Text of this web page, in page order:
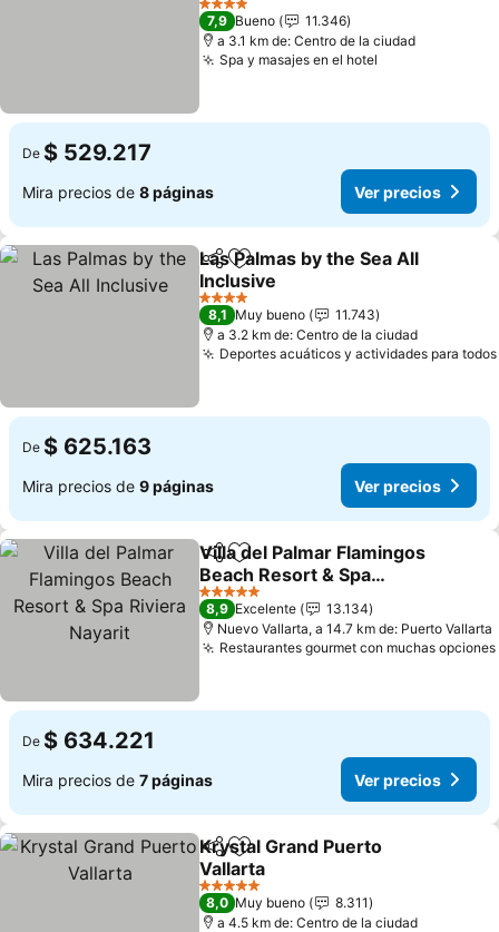
Ver precios
4 Estrellas
7,9 Bueno
11.346
a 3.1 km de: Centro de la ciudad
Spa y masajes en el hotel
De $ 529.217
Mira precios de 8 páginas Ver precios
CompartirAgregar a favoritos
Las Palmas by the Sea All
Inclusive
Ver precios
4 Estrellas
8,1 Muy bueno
11.743
a 3.2 km de: Centro de la ciudad
Deportes acuáticos y actividades para todos
De $ 625.163
Mira precios de 9 páginas Ver precios
CompartirAgregar a favoritos
Villa del Palmar Flamingos
Beach Resort & Spa
Riviera Nayarit
Ver precios
5 Estrellas
8,9 Excelente
13.134
Nuevo Vallarta, a 14.7 km de: Puerto Vallarta
Restaurantes gourmet con muchas opciones
De $ 634.221
Mira precios de 7 páginas Ver precios
CompartirAgregar a favoritos
Krystal Grand Puerto
Vallarta
Ver precios
5 Estrellas
8,0 Muy bueno
8.311
a 4.5 km de: Centro de la ciudad